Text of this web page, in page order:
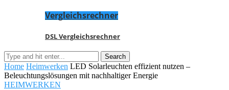
Vergleichsrechner
DSL Vergleichsrechner
Home Heimwerken LED Solarleuchten effizient nutzen –
Beleuchtungslösungen mit nachhaltiger Energie
HEIMWERKEN